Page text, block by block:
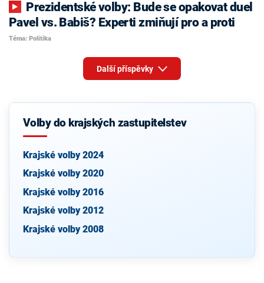
Pavel vs. Babiš? Experti zmiňují pro a proti
Téma: Politika
Další příspěvky
Volby do krajských zastupitelstev
Krajské volby 2024
Krajské volby 2020
Krajské volby 2016
Krajské volby 2012
Krajské volby 2008